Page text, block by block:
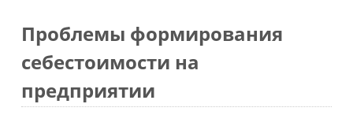
Проблемы формирования
себестоимости на
предприятии